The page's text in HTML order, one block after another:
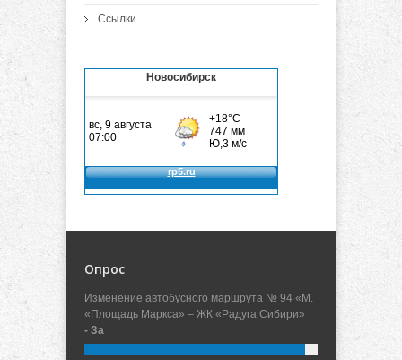
Ссылки
Новосибирск
Опрос
Изменение автобусного маршрута № 94 «М.
«Площадь Маркса» – ЖК «Радуга Сибири»
- За